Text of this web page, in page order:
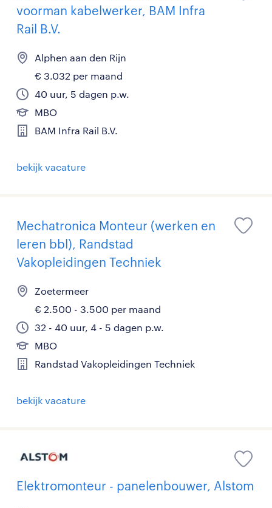
voorman kabelwerker, BAM Infra
Rail B.V.
Alphen aan den Rijn
€ 3.032 per maand
40 uur, 5 dagen p.w.
MBO
BAM Infra Rail B.V.
bekijk vacature
Mechatronica Monteur (werken en
leren bbl), Randstad
Vakopleidingen Techniek
Zoetermeer
€ 2.500 - 3.500 per maand
32 - 40 uur, 4 - 5 dagen p.w.
MBO
Randstad Vakopleidingen Techniek
bekijk vacature
Elektromonteur - panelenbouwer, Alstom